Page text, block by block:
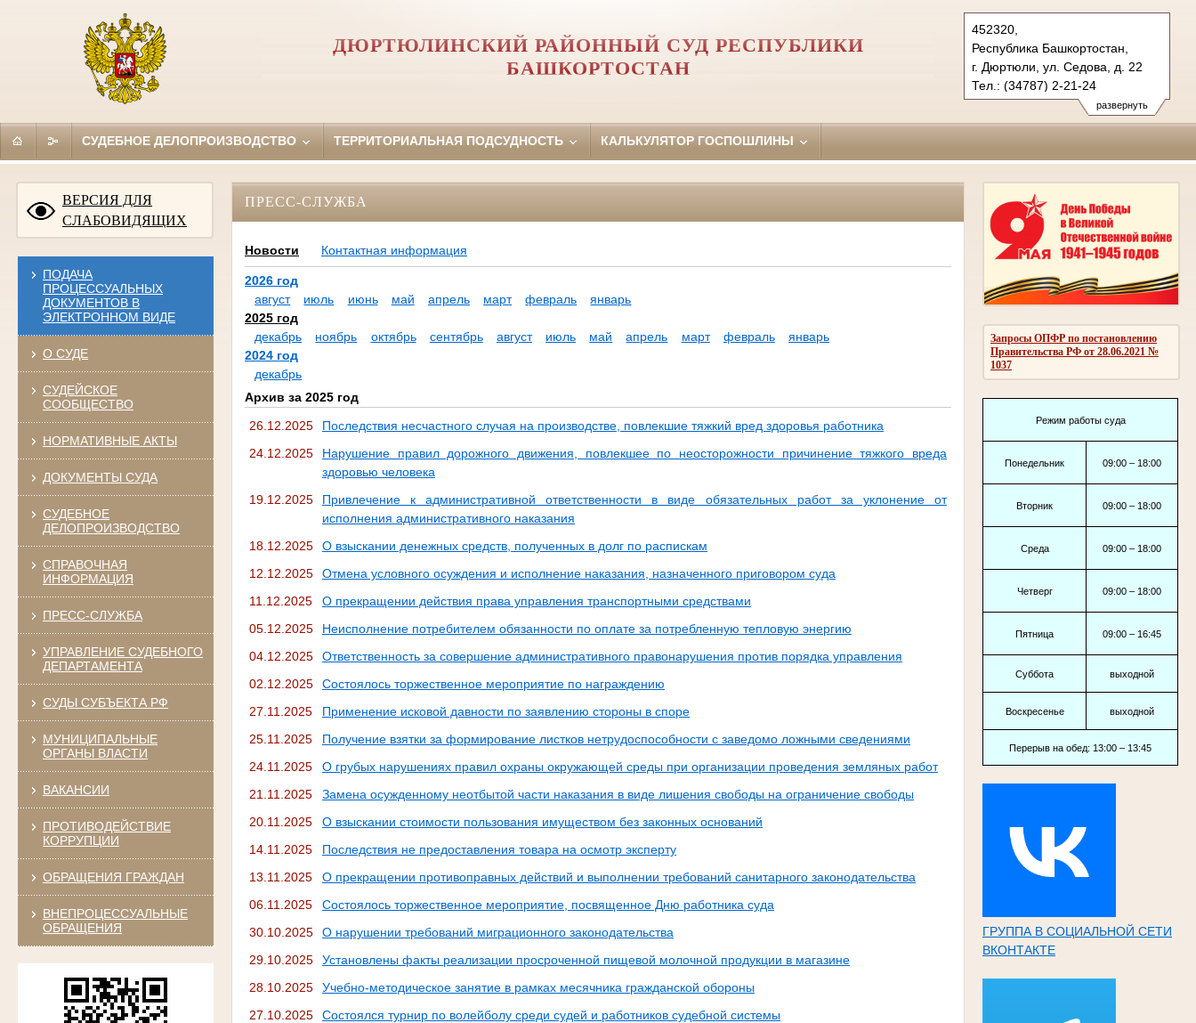
развернуть
452320,
Республика Башкортостан,
г. Дюртюли, ул. Седова, д. 22
Тел.: (34787) 2-21-24
diurtiulinsky.bkr@sudrf.ru
показать на карте
ДЮРТЮЛИНСКИЙ РАЙОННЫЙ СУД РЕСПУБЛИКИ
БАШКОРТОСТАН
СУДЕБНОЕ ДЕЛОПРОИЗВОДСТВО ТЕРРИТОРИАЛЬНАЯ ПОДСУДНОСТЬ КАЛЬКУЛЯТОР ГОСПОШЛИНЫ
ВЕРСИЯ ДЛЯ
СЛАБОВИДЯЩИХ
ПОДАЧА
ПРОЦЕССУАЛЬНЫХ
ДОКУМЕНТОВ В
ЭЛЕКТРОННОМ ВИДЕ
О СУДЕ
СУДЕЙСКОЕ
СООБЩЕСТВО
НОРМАТИВНЫЕ АКТЫ
ДОКУМЕНТЫ СУДА
СУДЕБНОЕ
ДЕЛОПРОИЗВОДСТВО
СПРАВОЧНАЯ
ИНФОРМАЦИЯ
ПРЕСС-СЛУЖБА
УПРАВЛЕНИЕ СУДЕБНОГО
ДЕПАРТАМЕНТА
СУДЫ СУБЪЕКТА РФ
МУНИЦИПАЛЬНЫЕ
ОРГАНЫ ВЛАСТИ
ВАКАНСИИ
ПРОТИВОДЕЙСТВИЕ
КОРРУПЦИИ
ОБРАЩЕНИЯ ГРАЖДАН
ВНЕПРОЦЕССУАЛЬНЫЕ
ОБРАЩЕНИЯ
Запросы ОПФР по постановлению
Правительства РФ от 28.06.2021 №
1037
Режим работы суда
Понедельник 09:00 – 18:00
Вторник 09:00 – 18:00
Среда 09:00 – 18:00
Четверг 09:00 – 18:00
Пятница 09:00 – 16:45
Суббота выходной
Воскресенье выходной
Перерыв на обед: 13:00 – 13:45
ГРУППА В СОЦИАЛЬНОЙ СЕТИ
ВКОНТАКТЕ
ПРЕСС-СЛУЖБА
Новости Контактная информация
2026 год
август
июль июнь май апрель март февраль
январь
2025 год
декабрь
ноябрь октябрь сентябрь август июль май апрель март февраль
январь
2024 год
декабрь
Архив за 2025 год
26.12.2025
Последствия несчастного случая на производстве, повлекшие тяжкий вред здоровья работника
24.12.2025
Нарушение правил дорожного движения, повлекшее по неосторожности причинение тяжкого вреда
здоровью человека
19.12.2025
Привлечение к административной ответственности в виде обязательных работ за уклонение от
исполнения административного наказания
18.12.2025
О взыскании денежных средств, полученных в долг по распискам
12.12.2025
Отмена условного осуждения и исполнение наказания, назначенного приговором суда
11.12.2025
О прекращении действия права управления транспортными средствами
05.12.2025
Неисполнение потребителем обязанности по оплате за потребленную тепловую энергию
04.12.2025
Ответственность за совершение административного правонарушения против порядка управления
02.12.2025
Состоялось торжественное мероприятие по награждению
27.11.2025
Применение исковой давности по заявлению стороны в споре
25.11.2025
Получение взятки за формирование листков нетрудоспособности с заведомо ложными сведениями
24.11.2025
О грубых нарушениях правил охраны окружающей среды при организации проведения земляных работ
21.11.2025
Замена осужденному неотбытой части наказания в виде лишения свободы на ограничение свободы
20.11.2025
О взыскании стоимости пользования имуществом без законных оснований
14.11.2025
Последствия не предоставления товара на осмотр эксперту
13.11.2025
О прекращении противоправных действий и выполнении требований санитарного законодательства
06.11.2025
Состоялось торжественное мероприятие, посвященное Дню работника суда
30.10.2025
О нарушении требований миграционного законодательства
29.10.2025
Установлены факты реализации просроченной пищевой молочной продукции в магазине
28.10.2025
Учебно-методическое занятие в рамках месячника гражданской обороны
27.10.2025
Состоялся турнир по волейболу среди судей и работников судебной системы